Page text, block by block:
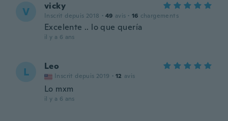
V vicky
Inscrit depuis 2018 · 49 avis · 16 chargements
Excelente .. lo que quería
il y a 6 ans
L Leo
Inscrit depuis 2019 · 12 avis
Lo mxm
il y a 6 ans